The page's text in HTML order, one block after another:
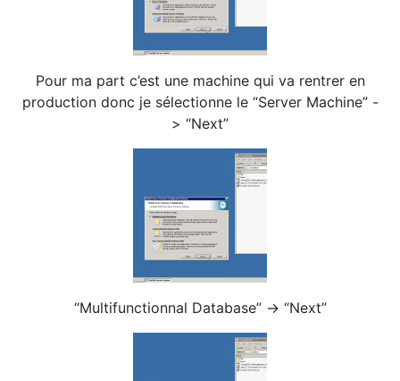
Pour ma part c’est une machine qui va rentrer en
production donc je sélectionne le “Server Machine” -
> “Next”
“Multifunctionnal Database” -> “Next”